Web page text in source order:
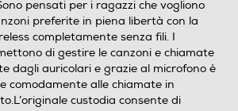
pensati per i ragazzi che vogliono
preferite in piena libertà con la
completamente senza fili. I
di gestire le canzoni e chiamate
dagli auricolari e grazie al microfono è
comodamente alle chiamate in
custodia consente di